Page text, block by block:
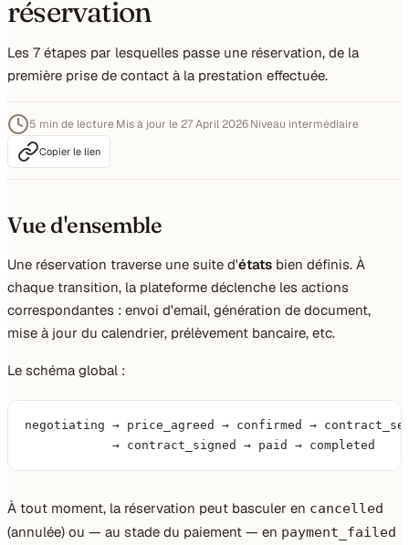
réservation
Les 7 étapes par lesquelles passe une réservation, de la
première prise de contact à la prestation effectuée.
5 min de lecture Mis à jour le 27 April 2026Niveau intermédiaire
Copier le lien
Vue d'ensemble
Une réservation traverse une suite d'états bien définis. À
chaque transition, la plateforme déclenche les actions
correspondantes : envoi d'email, génération de document,
mise à jour du calendrier, prélèvement bancaire, etc.
Le schéma global :
negotiating → price_agreed → confirmed →
            → contract_signed → paid → completed
À tout moment, la réservation peut basculer en cancelled
(annulée) ou — au stade du paiement — en payment_failed